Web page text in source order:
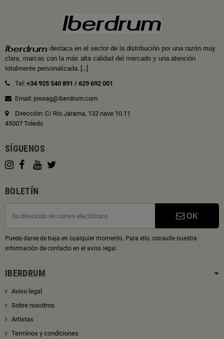
destaca en el sector de la distribución por una razón muy
clara, marcas con la más alta calidad del mercado y una atención
totalmente personalizada. [...]
Tel: +34 925 540 891 / 629 692 001
Email: joseag@iberdrum.com
Dirección: C/ Rio Jarama, 132 nave 10.11
45007 Toledo
SÍGUENOS
BOLETÍN
OK
Puede darse de baja en cualquier momento. Para ello, consulte nuestra
información de contacto en el aviso legal.
IBERDRUM
Aviso legal
Sobre nosotros
Artistas
Terminos y condiciones